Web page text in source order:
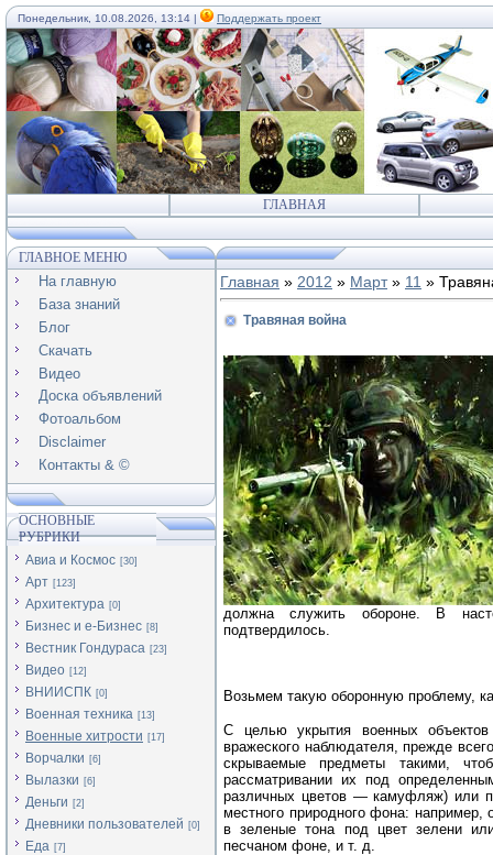
Понедельник, 10.08.2026, 13:14 | Поддержать проект
ГЛАВНАЯ
ГЛАВНОЕ МЕНЮ
На главную
База знаний
Блог
Скачать
Видео
Доска объявлений
Фотоальбом
Disclaimer
Контакты & ©
ОСНОВНЫЕ
РУБРИКИ
Авиа и Космос [30]
Арт [123]
Архитектура [0]
Бизнес и е-Бизнес [8]
Вестник Гондураса [23]
Видео [12]
ВНИИСПК [0]
Военная техника [13]
Военные хитрости [17]
Ворчалки [6]
Вылазки [6]
Деньги [2]
Дневники пользователей [0]
Еда [7]
Главная » 2012 » Март » 11 »
Травяная война
должна служить обороне. В
подтвердилось.
Возьмем такую оборонную проблему,
С целью укрытия военных
вражеского наблюдателя, прежде
скрываемые предметы такими,
рассматривании их под
различных цветов — камуфляж) или
местного природного фона:
в зеленые тона под цвет зелени
песчаном фоне, и т. д.